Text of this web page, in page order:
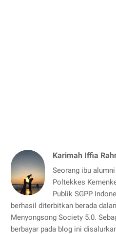
Karimah Iffia
Seorang ibu
Poltekkes
Publik SGPP
berhasil diterbitkan berada
Menyongsong Society 5.0.
berbayar pada blog ini